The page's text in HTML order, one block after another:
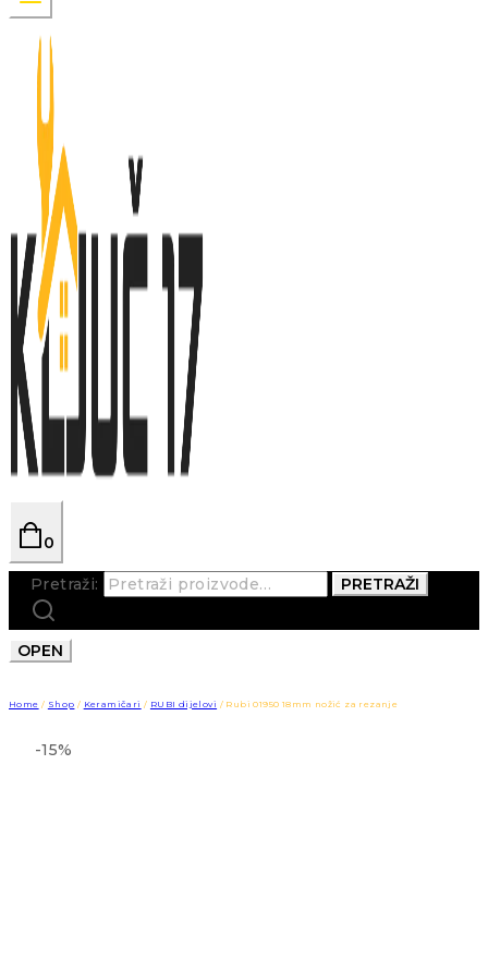
0
Pretraži: PRETRAŽI
OPEN
Home / Shop / Keramičari / RUBI dijelovi / Rubi 01950 18mm nožić za rezanje
-15%